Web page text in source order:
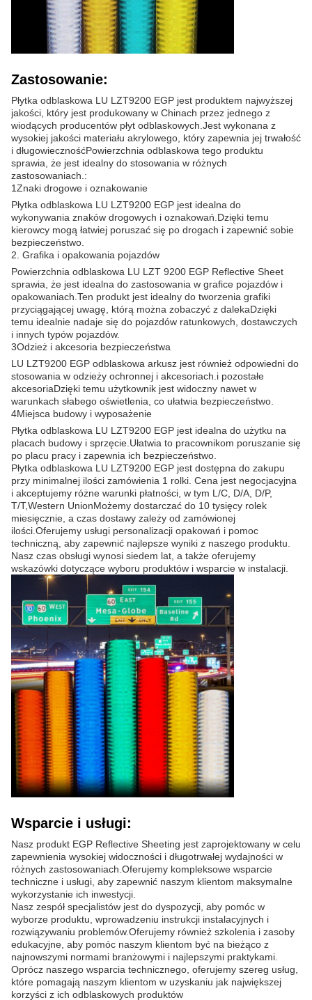
Zastosowanie:
Płytka odblaskowa LU LZT9200 EGP jest produktem najwyższej
jakości, który jest produkowany w Chinach przez jednego z
wiodących producentów płyt odblaskowych.Jest wykonana z
wysokiej jakości materiału akrylowego, który zapewnia jej trwałość
i długowiecznośćPowierzchnia odblaskowa tego produktu
sprawia, że jest idealny do stosowania w różnych
zastosowaniach.:
1Znaki drogowe i oznakowanie
Płytka odblaskowa LU LZT9200 EGP jest idealna do
wykonywania znaków drogowych i oznakowań.Dzięki temu
kierowcy mogą łatwiej poruszać się po drogach i zapewnić sobie
bezpieczeństwo.
2. Grafika i opakowania pojazdów
Powierzchnia odblaskowa LU LZT 9200 EGP Reflective Sheet
sprawia, że jest idealna do zastosowania w grafice pojazdów i
opakowaniach.Ten produkt jest idealny do tworzenia grafiki
przyciągającej uwagę, którą można zobaczyć z dalekaDzięki
temu idealnie nadaje się do pojazdów ratunkowych, dostawczych
i innych typów pojazdów.
3Odzież i akcesoria bezpieczeństwa
LU LZT9200 EGP odblaskowa arkusz jest również odpowiedni do
stosowania w odzieży ochronnej i akcesoriach.i pozostałe
akcesoriaDzięki temu użytkownik jest widoczny nawet w
warunkach słabego oświetlenia, co ułatwia bezpieczeństwo.
4Miejsca budowy i wyposażenie
Płytka odblaskowa LU LZT9200 EGP jest idealna do użytku na
placach budowy i sprzęcie.Ułatwia to pracownikom poruszanie się
po placu pracy i zapewnia ich bezpieczeństwo.
Płytka odblaskowa LU LZT9200 EGP jest dostępna do zakupu
przy minimalnej ilości zamówienia 1 rolki. Cena jest negocjacyjna
i akceptujemy różne warunki płatności, w tym L/C, D/A, D/P,
T/T,Western UnionMożemy dostarczać do 10 tysięcy rolek
miesięcznie, a czas dostawy zależy od zamówionej
ilości.Oferujemy usługi personalizacji opakowań i pomoc
techniczną, aby zapewnić najlepsze wyniki z naszego produktu.
Nasz czas obsługi wynosi siedem lat, a także oferujemy
wskazówki dotyczące wyboru produktów i wsparcie w instalacji.
Wsparcie i usługi:
Nasz produkt EGP Reflective Sheeting jest zaprojektowany w celu
zapewnienia wysokiej widoczności i długotrwałej wydajności w
różnych zastosowaniach.Oferujemy kompleksowe wsparcie
techniczne i usługi, aby zapewnić naszym klientom maksymalne
wykorzystanie ich inwestycji.
Nasz zespół specjalistów jest do dyspozycji, aby pomóc w
wyborze produktu, wprowadzeniu instrukcji instalacyjnych i
rozwiązywaniu problemów.Oferujemy również szkolenia i zasoby
edukacyjne, aby pomóc naszym klientom być na bieżąco z
najnowszymi normami branżowymi i najlepszymi praktykami.
Oprócz naszego wsparcia technicznego, oferujemy szereg usług,
które pomagają naszym klientom w uzyskaniu jak największej
korzyści z ich odblaskowych produktów